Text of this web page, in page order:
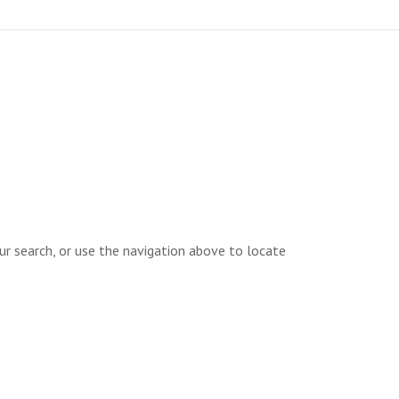
search, or use the navigation above to locate